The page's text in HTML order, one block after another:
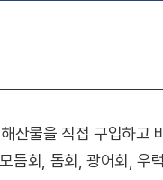
산물을 직접 구입하고
듬회, 돔회, 광어회,